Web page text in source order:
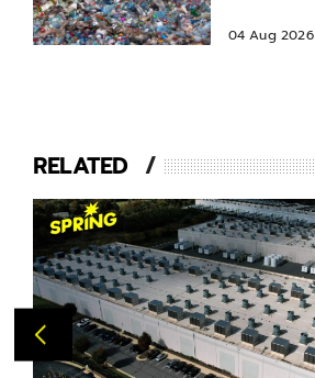
04 Aug 2026
RELATED